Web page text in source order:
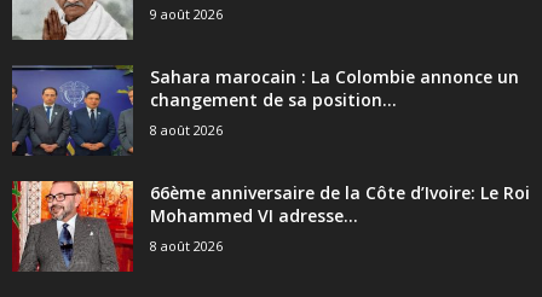
9 août 2026
Sahara marocain : La Colombie annonce un
changement de sa position...
8 août 2026
66ème anniversaire de la Côte d’Ivoire: Le Roi
Mohammed VI adresse...
8 août 2026